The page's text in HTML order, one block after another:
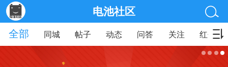
电池社区
全部
同城 帖子 动态 问答 关注 红包